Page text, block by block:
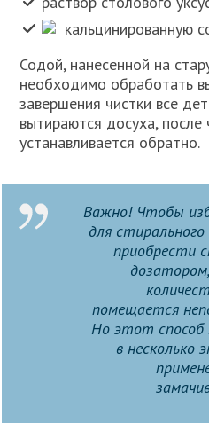
кальцинированную
Содой, нанесенной на
необходимо обработать
завершения чистки все
вытираются досуха, после
устанавливается обратно.
Важно! Чтобы
для
приобрести
помещается
Но этот способ
в несколько